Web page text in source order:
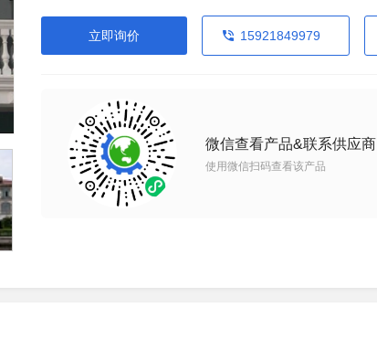
立即询价 15921849979
微信查看产品&联系供应商
使用微信扫码查看该产品